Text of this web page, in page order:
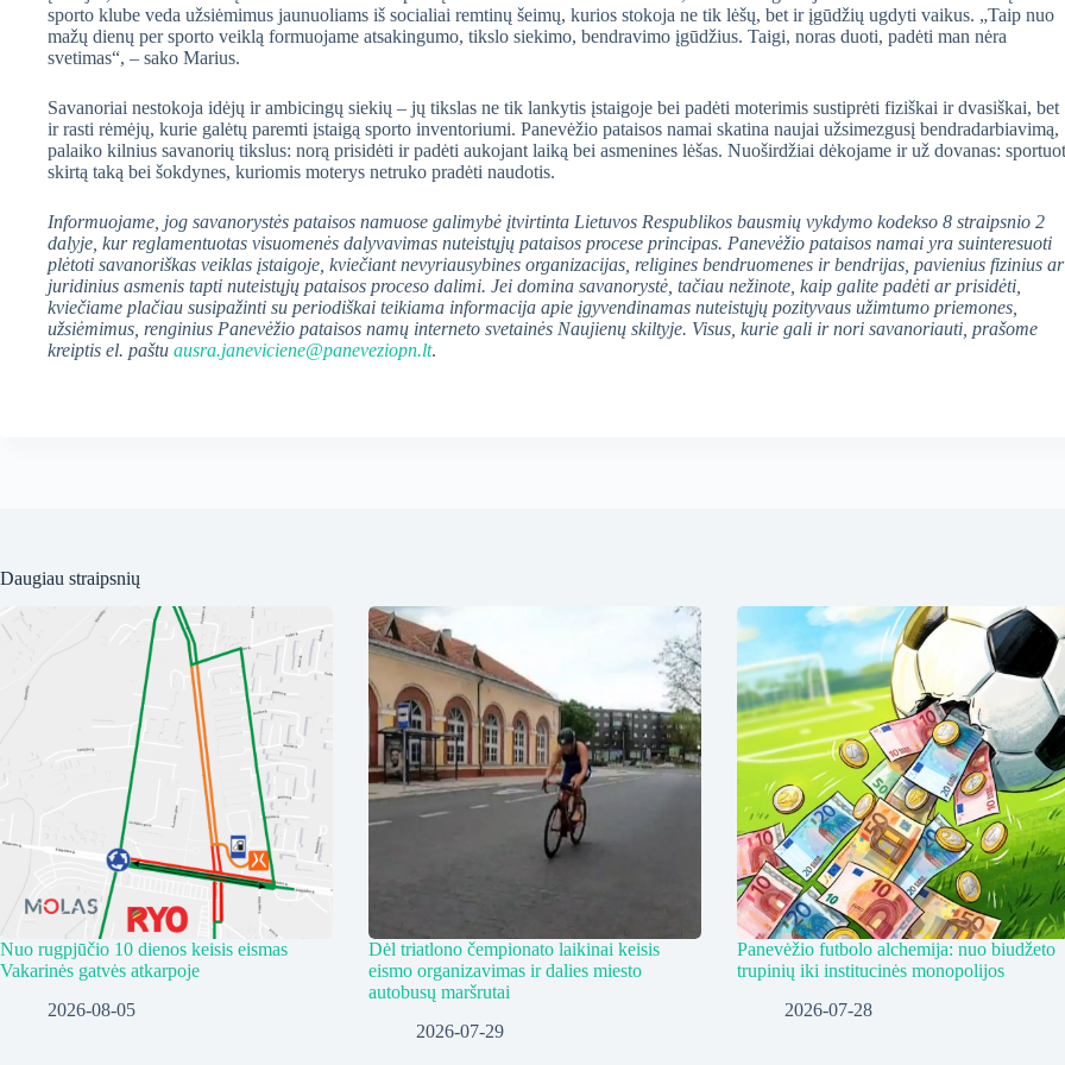
sporto klube veda užsiėmimus jaunuoliams iš socialiai remtinų šeimų, kurios stokoja ne tik lėšų, bet ir įgūdžių ugdyti vaikus. „Taip nuo
mažų dienų per sporto veiklą formuojame atsakingumo, tikslo siekimo, bendravimo įgūdžius. Taigi, noras duoti, padėti man nėra
svetimas“, – sako Marius.
Savanoriai nestokoja idėjų ir ambicingų siekių – jų tikslas ne tik lankytis įstaigoje bei padėti moterimis sustiprėti fiziškai ir dvasiškai, bet
ir rasti rėmėjų, kurie galėtų paremti įstaigą sporto inventoriumi. Panevėžio pataisos namai skatina naujai užsimezgusį bendradarbiavimą,
palaiko kilnius savanorių tikslus: norą prisidėti ir padėti aukojant laiką bei asmenines lėšas. Nuoširdžiai dėkojame ir už dovanas:
skirtą taką bei šokdynes, kuriomis moterys netruko pradėti naudotis.
Informuojame, jog savanorystės pataisos namuose galimybė įtvirtinta Lietuvos Respublikos bausmių vykdymo kodekso 8 straipsnio 2
dalyje, kur reglamentuotas visuomenės dalyvavimas nuteistųjų pataisos procese principas. Panevėžio pataisos namai yra suinteresuoti
plėtoti savanoriškas veiklas įstaigoje, kviečiant nevyriausybines organizacijas, religines bendruomenes ir bendrijas, pavienius fizinius ar
juridinius asmenis tapti nuteistųjų pataisos proceso dalimi. Jei domina savanorystė, tačiau nežinote, kaip galite padėti ar prisidėti,
kviečiame plačiau susipažinti su periodiškai teikiama informacija apie įgyvendinamas nuteistųjų pozityvaus užimtumo priemones,
užsiėmimus, renginius Panevėžio pataisos namų interneto svetainės Naujienų skiltyje. Visus, kurie gali ir nori savanoriauti, prašome
kreiptis el. paštu ausra.janeviciene@paneveziopn.lt.
Daugiau straipsnių
Nuo rugpjūčio 10 dienos keisis eismas
Vakarinės gatvės atkarpoje
2026-08-05
Dėl triatlono čempionato laikinai keisis
eismo organizavimas ir dalies miesto
autobusų maršrutai
2026-07-29
Panevėžio futbolo alchemija: nuo biudžeto
trupinių iki institucinės monopolijos
2026-07-28